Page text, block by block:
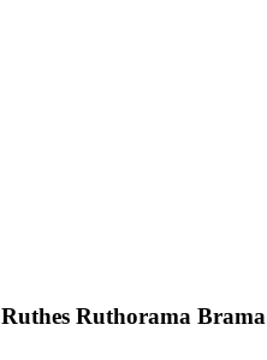
Ruthes Ruthorama